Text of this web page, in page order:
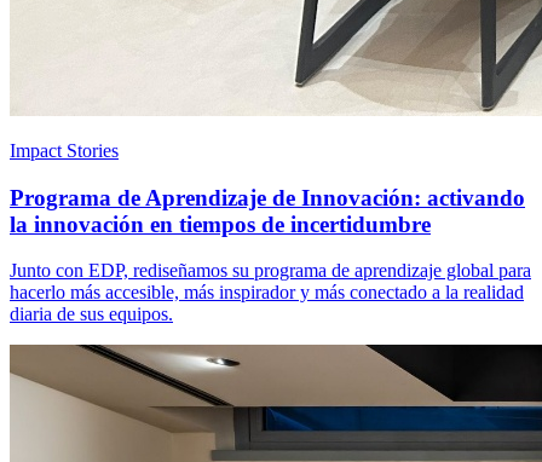
Impact Stories
Programa de Aprendizaje de Innovación: activando
la innovación en tiempos de incertidumbre
Junto con EDP, rediseñamos su programa de aprendizaje global para
hacerlo más accesible, más inspirador y más conectado a la realidad
diaria de sus equipos.